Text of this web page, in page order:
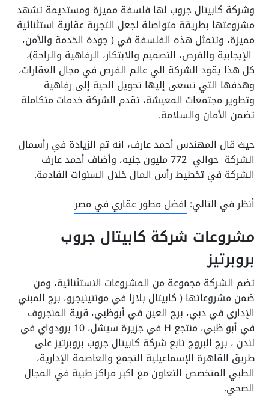
وشركة كابيتال جروب لها فلسفة مميزة ومستديمة تشهد
مشروعتها بطريقة متواصلة لجعل التجربة عقارية استثنائية
مميزة، وتتمثل هذه الفلسفة في ( جودة الخدمة والأمن،
الإيجابية والفرص، التصميم والابتكار، الرفاهية والراحة)،
كل هذا يقود الشركة الي عالم الفرص في مجال العقارات،
وهدفها التي تسعى إليها تحويل الحية إلى رفاهية
وتطوير مجتمعات المعيشة، تقدم الشركة خدمات متكاملة
تضمن الأمان والسلامة.
حيث قال المهندس أحمد عارف، انه تم الزيادة في رأسمال
الشركة حوالي 772 مليون جنيه، وأضاف أحمد عارف
الشركة في تخطيط رأس المال خلال السنوات القادمة.
أنظر في التالي: افضل مطور عقاري في مصر
مشروعات شركة كابيتال جروب
بروبرتيز
تضم الشركة مجموعة من المشروعات الاستثنائية، ومن
ضمن مشروعاتها ( كابيتال بلازا في مونتينيجرو، برج المبني
الإداري في دبي، برج العين في أبوظبي، قرية المنجروف
في أبو ظبي، منتجع H في جزيرة سيشل، 10 برودواي في
لندن ، برج البروج تابع شركة كابيتال جروب بروبرتيز على
طريق القاهرة الإسماعيلية التجمع والعاصمة الإدارية،
الطبي المتخصص التعاون مع اكبر مراكز طبية في المجال
الصحي.